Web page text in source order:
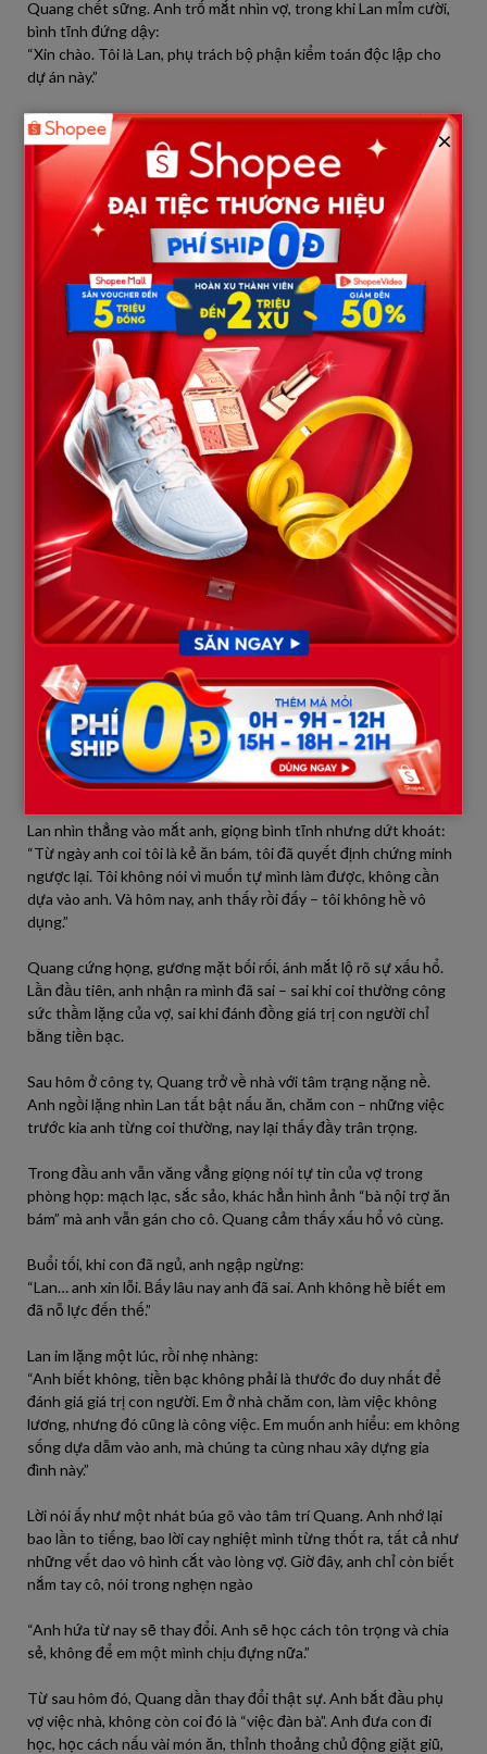
Quang chết sững. Anh trố mắt nhìn vợ, trong khi Lan mỉm cười,
bình tĩnh đứng dậy:
“Xin chào. Tôi là Lan, phụ trách bộ phận kiểm toán độc lập cho
dự án này.”
Không khí trong phòng bỗng chùng xuống. Mọi ánh mắt đổ dồn
vào Quang – người trước đó luôn kể rằng vợ chỉ ở nhà ăn bám.
Lan không nhìn chồng, mà quay sang giám đốc đối tác, giọng rõ
ràng, chuyên nghiệp:
“Sau khi rà soát hồ sơ tài chính do phía công ty anh Quang cung
cấp, tôi nhận thấy một số điểm cần chỉnh sửa. Nếu không điều
chỉnh kịp thời, việc ký kết hợp đồng có thể gặp rủi ro.”
Cô mở laptop, trình chiếu bản báo cáo chi tiết, từng con số,
từng sai sót được chỉ ra mạch lạc. Giám đốc công ty Quang hơi
nhíu mày, quay sang nhân viên:
“Những điểm này sao lại bị bỏ sót?”
Quang ấp úng, mặt đỏ bừng, mồ hôi lấm tấm. Lúc này, anh mới
thật sự hiểu rằng, người vợ mà anh từng xem thường chính là
người đang nắm trong tay chìa khóa quyết định hợp đồng sống
còn của công ty.
Lan vẫn điềm nhiên, thái độ chuyên nghiệp, không hề chua chát.
Cô chỉ nói:
“Trong công việc, tôi mong mọi số liệu đều minh bạch, rõ ràng.
Chúng ta cần tôn trọng sự thật để hợp tác lâu dài.”
Cả buổi họp hôm ấy, Lan xử lý tình huống khéo léo, khiến giám
đốc đối tác rất hài lòng. Hợp đồng cuối cùng vẫn được ký, nhưng
Quang thì tái mặt, lặng thinh, không dám ngẩng đầu.
Sau buổi họp, khi ra khỏi phòng, Quang mới vội kéo tay Lan lại:
“Em… em làm ở đây từ bao giờ? Sao anh không biết?”
Lan nhìn thẳng vào mắt anh, giọng bình tĩnh nhưng dứt khoát:
“Từ ngày anh coi tôi là kẻ ăn bám, tôi đã quyết định chứng minh
ngược lại. Tôi không nói vì muốn tự mình làm được, không cần
dựa vào anh. Và hôm nay, anh thấy rồi đấy – tôi không hề vô
dụng.”
Quang cứng họng, gương mặt bối rối, ánh mắt lộ rõ sự xấu hổ.
Lần đầu tiên, anh nhận ra mình đã sai – sai khi coi thường công
sức thầm lặng của vợ, sai khi đánh đồng giá trị con người chỉ
bằng tiền bạc.
Sau hôm ở công ty, Quang trở về nhà với tâm trạng nặng nề.
Anh ngồi lặng nhìn Lan tất bật nấu ăn, chăm con – những việc
trước kia anh từng coi thường, nay lại thấy đầy trân trọng.
Trong đầu anh vẫn văng vẳng giọng nói tự tin của vợ trong
phòng họp: mạch lạc, sắc sảo, khác hẳn hình ảnh “bà nội trợ ăn
bám” mà anh vẫn gán cho cô. Quang cảm thấy xấu hổ vô cùng.
Buổi tối, khi con đã ngủ, anh ngập ngừng:
“Lan… anh xin lỗi. Bấy lâu nay anh đã sai. Anh không hề biết em
đã nỗ lực đến thế.”
Lan im lặng một lúc, rồi nhẹ nhàng:
“Anh biết không, tiền bạc không phải là thước đo duy nhất để
đánh giá giá trị con người. Em ở nhà chăm con, làm việc không
lương, nhưng đó cũng là công việc. Em muốn anh hiểu: em không
sống dựa dẫm vào anh, mà chúng ta cùng nhau xây dựng gia
đình này.”
Lời nói ấy như một nhát búa gõ vào tâm trí Quang. Anh nhớ lại
bao lần to tiếng, bao lời cay nghiệt mình từng thốt ra, tất cả như
những vết dao vô hình cắt vào lòng vợ. Giờ đây, anh chỉ còn biết
nắm tay cô, nói trong nghẹn ngào
“Anh hứa từ nay sẽ thay đổi. Anh sẽ học cách tôn trọng và chia
sẻ, không để em một mình chịu đựng nữa.”
Từ sau hôm đó, Quang dần thay đổi thật sự. Anh bắt đầu phụ
vợ việc nhà, không còn coi đó là “việc đàn bà”. Anh đưa con đi
học, học cách nấu vài món ăn, thỉnh thoảng chủ động giặt giũ,
×